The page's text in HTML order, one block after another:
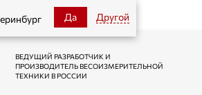
Да Другой
ВЕДУЩИЙ РАЗРАБОТЧИК И
ПРОИЗВОДИТЕЛЬ ВЕСОИЗМЕРИТЕЛЬНОЙ
ТЕХНИКИ В РОССИИ